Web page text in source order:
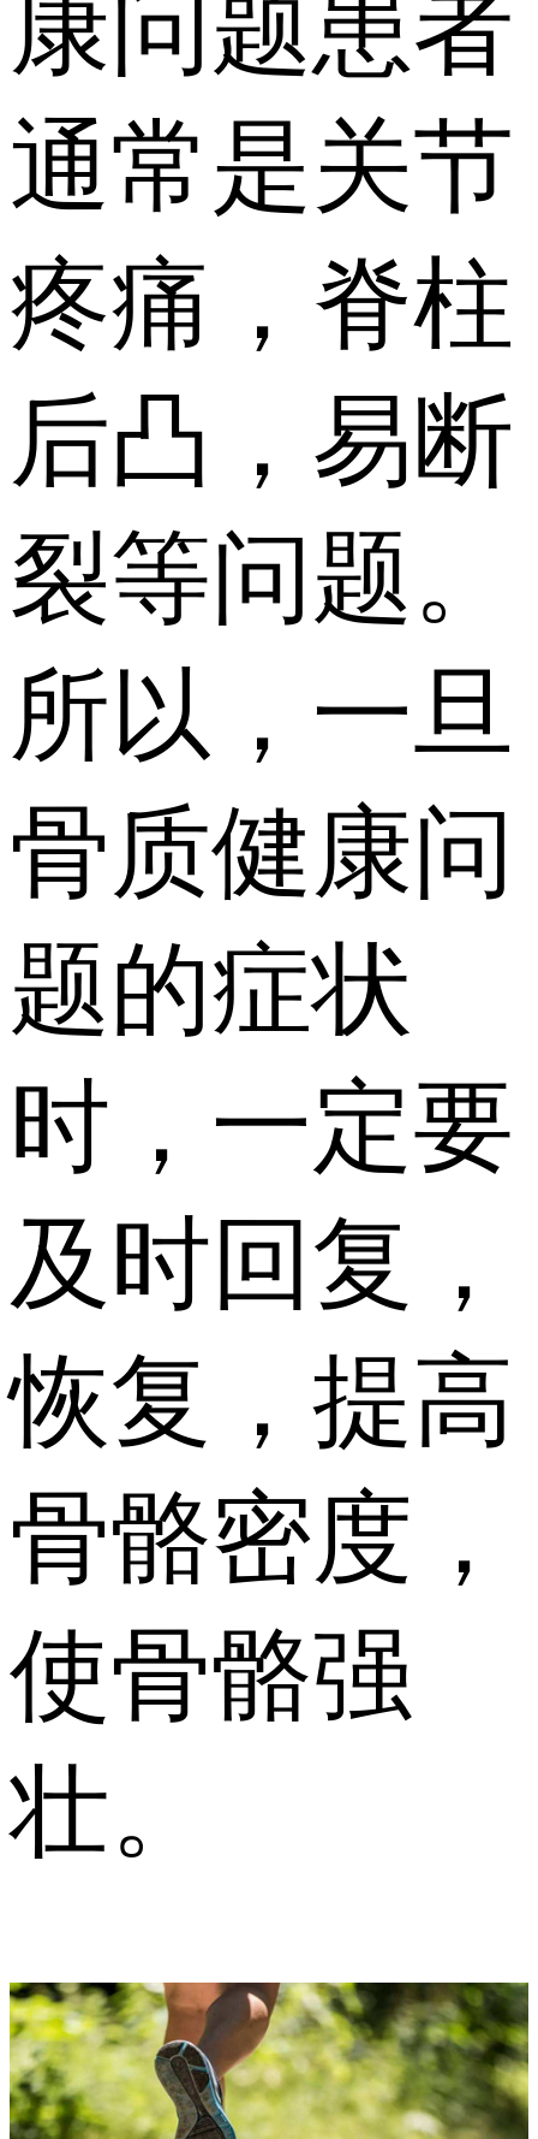
康问题患者
通常是关节
疼痛，脊柱
后凸，易断
裂等问题。
所以，一旦
骨质健康问
题的症状
时，一定要
及时回复，
恢复，提高
骨骼密度，
使骨骼强
壮。